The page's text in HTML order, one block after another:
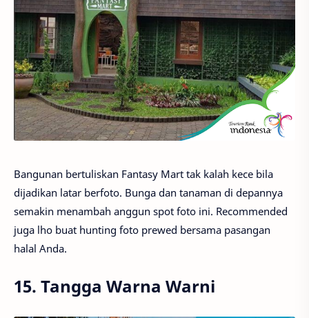
Bangunan bertuliskan Fantasy Mart tak kalah kece bila
dijadikan latar berfoto. Bunga dan tanaman di depannya
semakin menambah anggun spot foto ini. Recommended
juga lho buat hunting foto prewed bersama pasangan
halal Anda.
15. Tangga Warna Warni